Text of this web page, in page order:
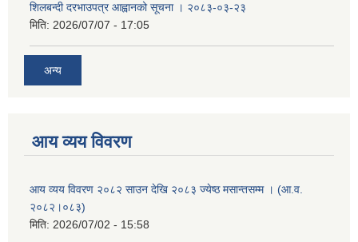
शिलबन्दी दरभाउपत्र आह्वानको सूचना । २०८३-०३-२३
मिति: 2026/07/07 - 17:05
अन्य
आय व्यय विवरण
आय व्यय विवरण २०८२ साउन देखि २०८३ ज्येष्ठ मसान्तसम्म । (आ.व.
२०८२।०८३)
मिति: 2026/07/02 - 15:58